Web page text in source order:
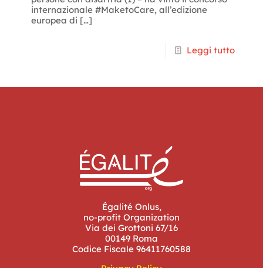
internazionale #MaketoCare, all’edizione
europea di […]
Leggi tutto
Égalité Onlus,
no-profit Organization
Via dei Grottoni 67/16
00149 Roma
Codice Fiscale 96411760588